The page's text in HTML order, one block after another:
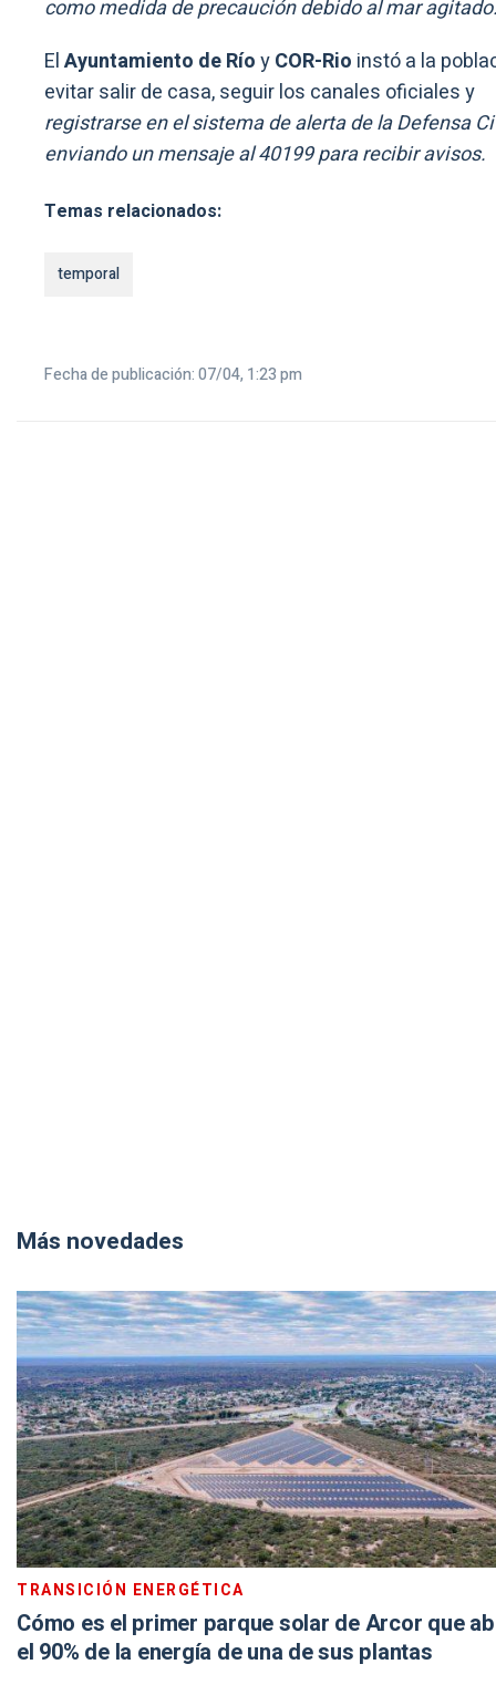
como medida de precaución debido al mar
ElAyuntamiento de RíoyCOR-Rio instó a la
evitar salir de casa, seguir los canales oficiales y
registrarse en el sistema de alerta de la Defensa
enviando un mensaje al 40199 para recibir avisos.
Temas relacionados:
temporal
Fecha de publicación: 07/04, 1:23 pm
Más novedades
TRANSICIÓN ENERGÉTICA
Cómo es el primer parque solar de Arcor que
el 90% de la energía de una de sus plantas